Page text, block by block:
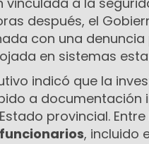
después, el
con una
en sistemas
indicó que la
a documentación
provincial.
, incluido